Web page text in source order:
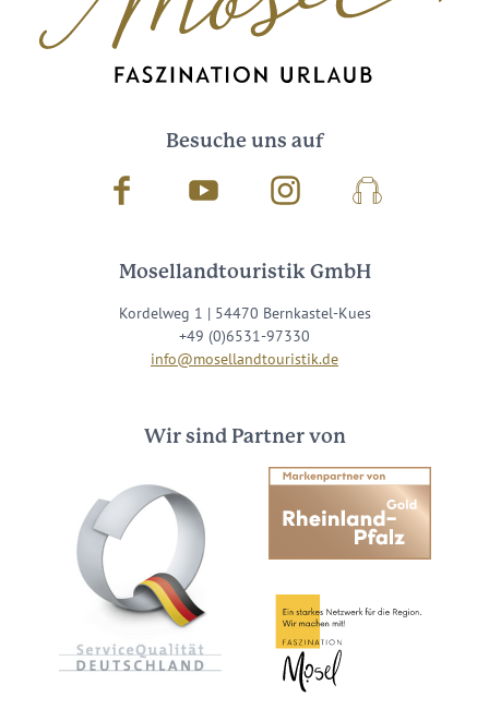
Besuche uns auf
Facebook Youtube InstagramPodcast
Mosellandtouristik GmbH
Kordelweg 1 | 54470 Bernkastel-Kues
+49 (0)6531-97330
info@mosellandtouristik.de
Wir sind Partner von